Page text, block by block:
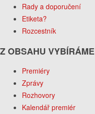
Rady a doporučení
Etiketa?
Rozcestník
Z OBSAHU VYBÍRÁME
Premiéry
Zprávy
Rozhovory
Kalendář premiér